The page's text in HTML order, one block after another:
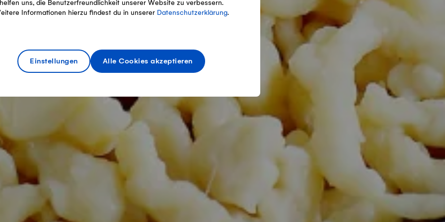
uns, die Benutzerfreundlichkeit unserer Website zu verbessern.
Informationen hierzu findest du in unserer Datenschutzerklärung.
Einstellungen Alle Cookies akzeptieren